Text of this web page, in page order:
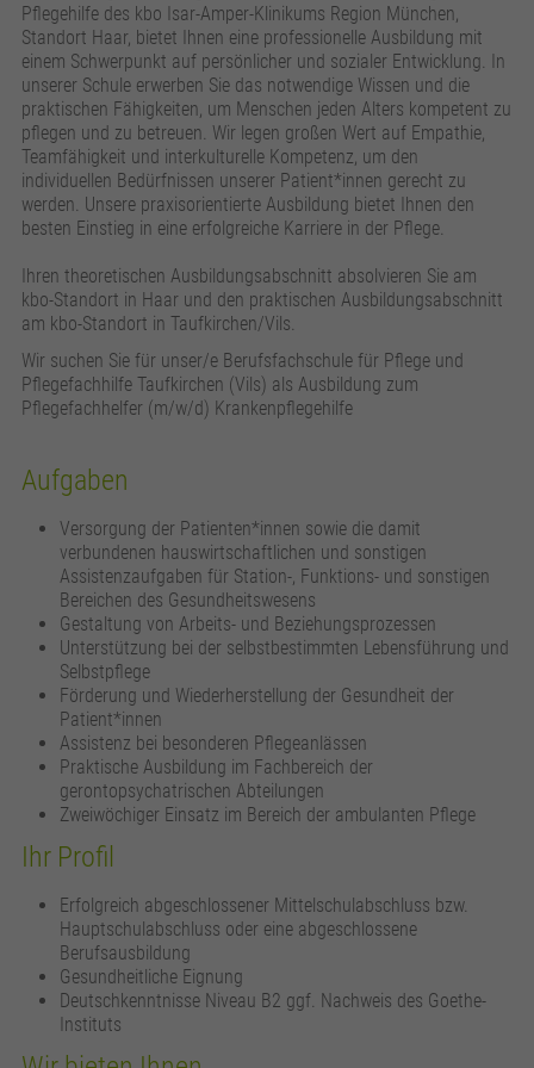
Pflegehilfe des kbo Isar-Amper-Klinikums Region München,
Standort Haar, bietet Ihnen eine professionelle Ausbildung mit
einem Schwerpunkt auf persönlicher und sozialer Entwicklung. In
unserer Schule erwerben Sie das notwendige Wissen und die
praktischen Fähigkeiten, um Menschen jeden Alters kompetent zu
pflegen und zu betreuen. Wir legen großen Wert auf Empathie,
Teamfähigkeit und interkulturelle Kompetenz, um den
individuellen Bedürfnissen unserer Patient*innen gerecht zu
werden. Unsere praxisorientierte Ausbildung bietet Ihnen den
besten Einstieg in eine erfolgreiche Karriere in der Pflege.
Ihren theoretischen Ausbildungsabschnitt absolvieren Sie am
kbo-Standort in Haar und den praktischen Ausbildungsabschnitt
am kbo-Standort in Taufkirchen/Vils.
Wir suchen Sie für unser/e Berufsfachschule für Pflege und
Pflegefachhilfe Taufkirchen (Vils) als Ausbildung zum
Pflegefachhelfer (m/w/d) Krankenpflegehilfe
Aufgaben
Versorgung der Patienten*innen sowie die damit
verbundenen hauswirtschaftlichen und sonstigen
Assistenzaufgaben für Station-, Funktions- und sonstigen
Bereichen des Gesundheitswesens
Gestaltung von Arbeits- und Beziehungsprozessen
Unterstützung bei der selbstbestimmten Lebensführung und
Selbstpflege
Förderung und Wiederherstellung der Gesundheit der
Patient*innen
Assistenz bei besonderen Pflegeanlässen
Praktische Ausbildung im Fachbereich der
gerontopsychatrischen Abteilungen
Zweiwöchiger Einsatz im Bereich der ambulanten Pflege
Ihr Profil
Erfolgreich abgeschlossener Mittelschulabschluss bzw.
Hauptschulabschluss oder eine abgeschlossene
Berufsausbildung
Gesundheitliche Eignung
Deutschkenntnisse Niveau B2 ggf. Nachweis des Goethe-
Instituts
Zweck Speichert die Kontrasteinstellung der Webseite.
zusätzliche Informationen anzubieten.